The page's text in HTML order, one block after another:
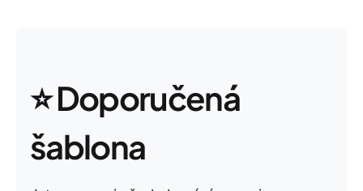
⭐ Doporučená
šablona